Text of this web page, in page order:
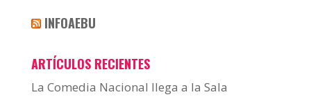
INFOAEBU
ARTÍCULOS RECIENTES
La Comedia Nacional llega a la Sala